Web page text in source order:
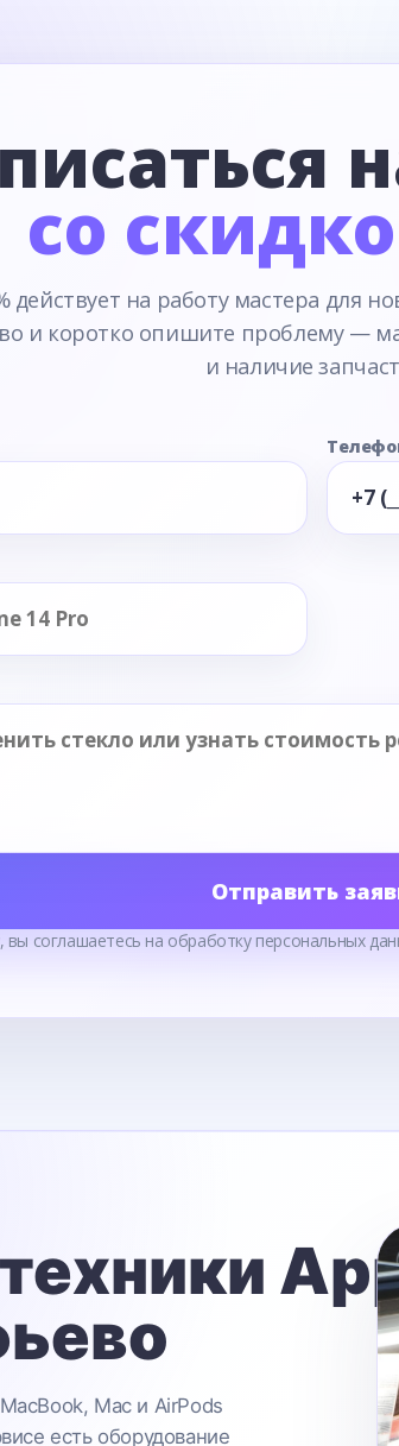
со
действует на работу мастера для
и коротко опишите проблему —
и наличие
Отправить
вы соглашаетесь на обработку персональных
Mac и AirPods
есть оборудование